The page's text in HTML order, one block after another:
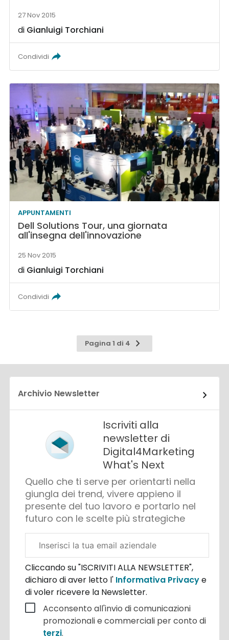
27 Nov 2015
di Gianluigi Torchiani
Condividi
APPUNTAMENTI
Dell Solutions Tour, una giornata
all'insegna dell'innovazione
25 Nov 2015
di Gianluigi Torchiani
Condividi
Pagina 1 di 4
Pagina
successiva
Archivio Newsletter
Iscriviti alla
newsletter di
Digital4Marketing
What's Next
Quello che ti serve per orientarti nella
giungla dei trend, vivere appieno il
presente del tuo lavoro e portarlo nel
futuro con le scelte più strategiche
aziendale
Cliccando su "ISCRIVITI ALLA NEWSLETTER",
dichiaro di aver letto l' Informativa Privacye
di voler ricevere la Newsletter.
Acconsento all'invio di comunicazioni
promozionali e commerciali per conto di
terzi.